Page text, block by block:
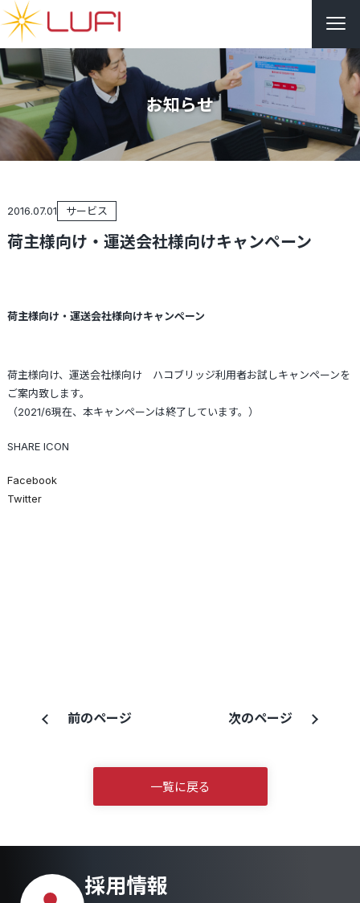
お知らせ
2016.07.01 サービス
荷主様向け・運送会社様向けキャンペーン
荷主様向け・運送会社様向けキャンペーン
荷主様向け、運送会社様向け ハコブリッジ利用者お試しキャンペーンを
ご案内致します。
（2021/6現在、本キャンペーンは終了しています。）
SHARE ICON
Facebook
Twitter
前のページ 次のページ
一覧に戻る
採用情報